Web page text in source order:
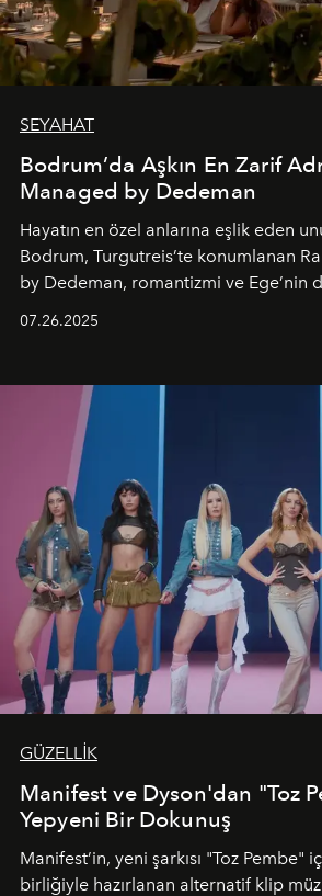
SEYAHAT
Bodrum’da Aşkın En Zarif
Managed by Dedeman
Hayatın en özel anlarına eşlik eden
Bodrum, Turgutreis’te konumlanan
by Dedeman, romantizmi ve Ege’nin
07.26.2025
GÜZELLİK
Manifest ve Dyson'dan "Toz
Yepyeni Bir Dokunuş
Manifest’in, yeni şarkısı "Toz Pembe"
birliğiyle hazırlanan alternatif klip